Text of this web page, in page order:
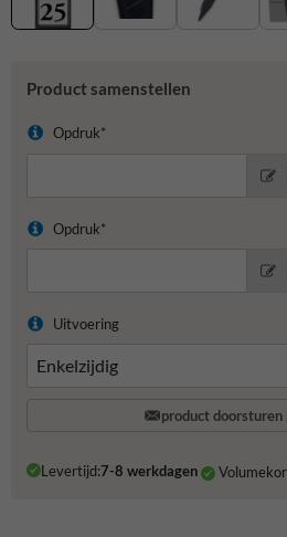
Product samenstellen
Opdruk*
Opdruk*
Uitvoering
product
Levertijd:7-8 werkdagen